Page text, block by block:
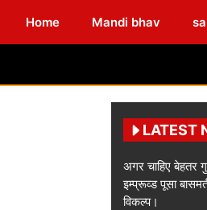
Home Mandi bhav
LATEST
अगर चाहिए बेहतर
इम्प्रूव्ड पूसा
विकल्प।